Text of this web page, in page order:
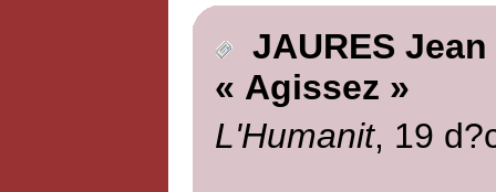
JAURES Jean
« Agissez »
L'Humanit, 19